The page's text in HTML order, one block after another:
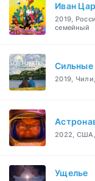
Иван
2019,
семейный
Сильные
2019,
2022, США,
Ущелье